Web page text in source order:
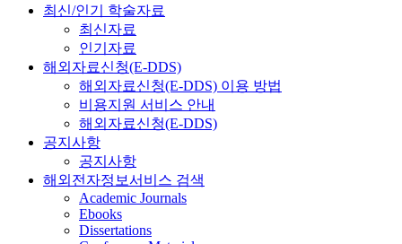
최신/인기 학술자료
최신자료
인기자료
해외자료신청(E-DDS)
해외자료신청(E-DDS) 이용 방법
비용지원 서비스 안내
해외자료신청(E-DDS)
공지사항
공지사항
해외전자정보서비스 검색
Academic Journals
Ebooks
Dissertations